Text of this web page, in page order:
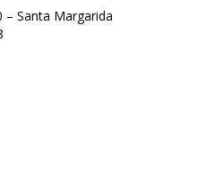
– Santa Margarida